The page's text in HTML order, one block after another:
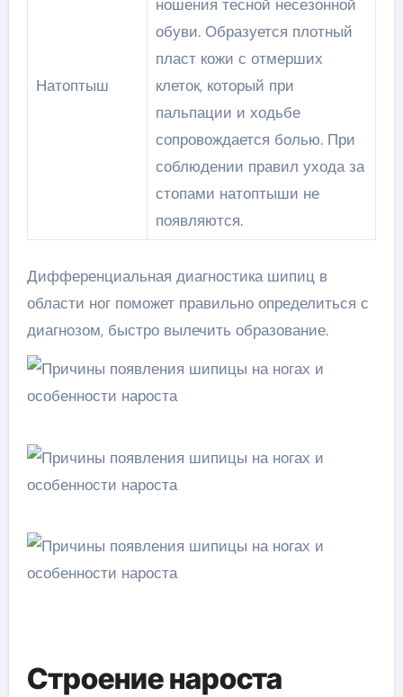
Натоптыш
ношения тесной несезонной
обуви. Образуется плотный
пласт кожи с отмерших
клеток, который при
пальпации и ходьбе
сопровождается болью. При
соблюдении правил ухода за
стопами натоптыши не
появляются.
Дифференциальная диагностика шипиц в
области ног поможет правильно определиться с
диагнозом, быстро вылечить образование.
Строение нароста